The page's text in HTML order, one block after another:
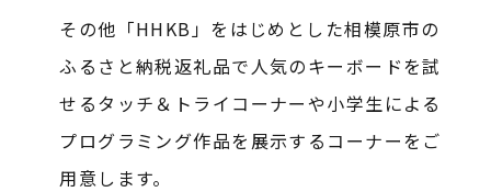
その他「HHKB」をはじめとした相模原市の
ふるさと納税返礼品で人気のキーボードを試
せるタッチ＆トライコーナーや小学生による
プログラミング作品を展示するコーナーをご
用意します。